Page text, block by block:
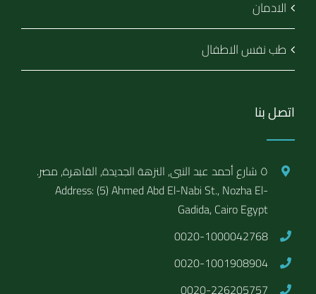
الادمان
طب نفس الاطفال
اتصل بنا
٥ شارع أحمد عبد النبى, النزهة الجديدة, القاهرة, مصر.
Address: (5) Ahmed Abd El-Nabi St., Nozha El-
Gadida, Cairo Egypt
0020-1000042768
0020-1001908904